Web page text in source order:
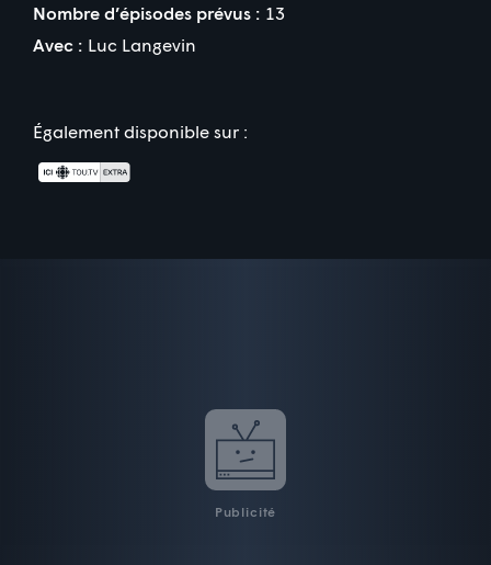
Nombre d’épisodes prévus : 13
Avec : Luc Langevin
Également disponible sur :
Publicité